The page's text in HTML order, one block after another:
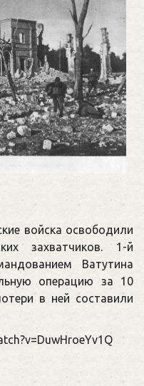
войска освободили
захватчиков. 1-й
Ватутина
операцию за 10
в ней составили